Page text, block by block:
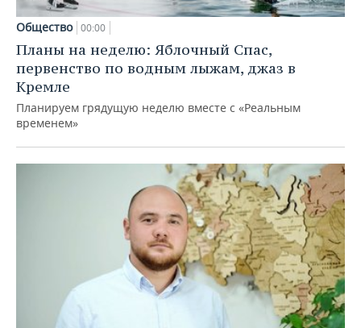
Общество 00:00
Планы на неделю: Яблочный Спас,
первенство по водным лыжам, джаз в
Кремле
Планируем грядущую неделю вместе с «Реальным
временем»